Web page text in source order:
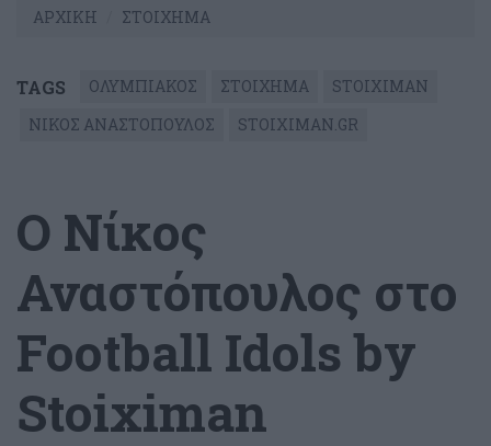
ΑΡΧΙΚΗ ΣΤΟΙΧΗΜΑ
TAGS ΟΛΥΜΠΙΑΚΟΣ ΣΤΟΙΧΗΜΑ
STOIXIMAN
ΝΙΚΟΣ ΑΝΑΣΤΟΠΟΥΛΟΣ
STOIXIMAN.GR
Ο Νίκος
Αναστόπουλος στο
Football Idols by
Stoiximan